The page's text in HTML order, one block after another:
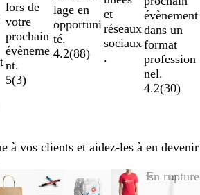
lors de
votre
prochain
évèneme
nt.
5(3)
lage en
opportuni
té.
4.2(88)
et
réseaux
sociaux
.
évènement
dans un
format
profession
nel.
4.2(30)
à vos clients et aidez-les à en devenir
Nouvelles optionsEn